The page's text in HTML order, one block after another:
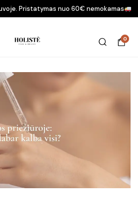
Pristatymas nuo 60€ nemokamas
0